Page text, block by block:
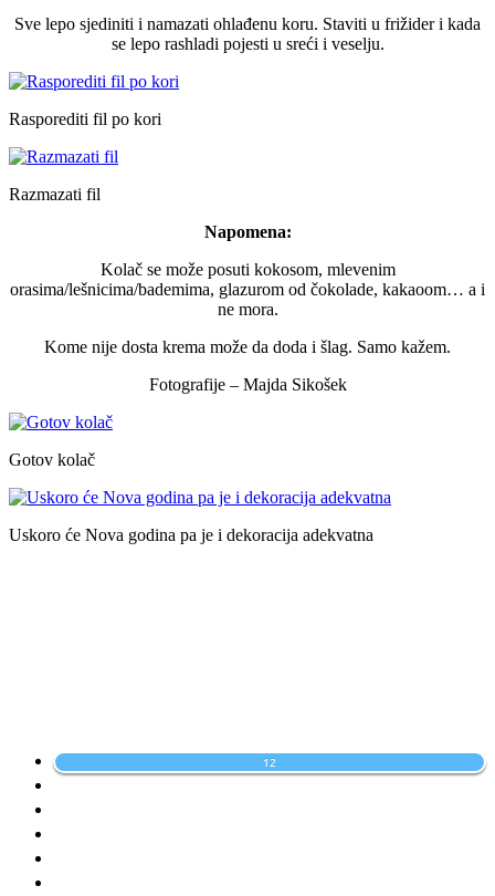
Sve lepo sjediniti i namazati ohlađenu koru. Staviti u frižider i kada
se lepo rashladi pojesti u sreći i veselju.
Rasporediti fil po kori
Razmazati fil
Napomena:
Kolač se može posuti kokosom, mlevenim
orasima/lešnicima/bademima, glazurom od čokolade, kakaoom… a i
ne mora.
Kome nije dosta krema može da doda i šlag. Samo kažem.
Fotografije – Majda Sikošek
Gotov kolač
Uskoro će Nova godina pa je i dekoracija adekvatna
12